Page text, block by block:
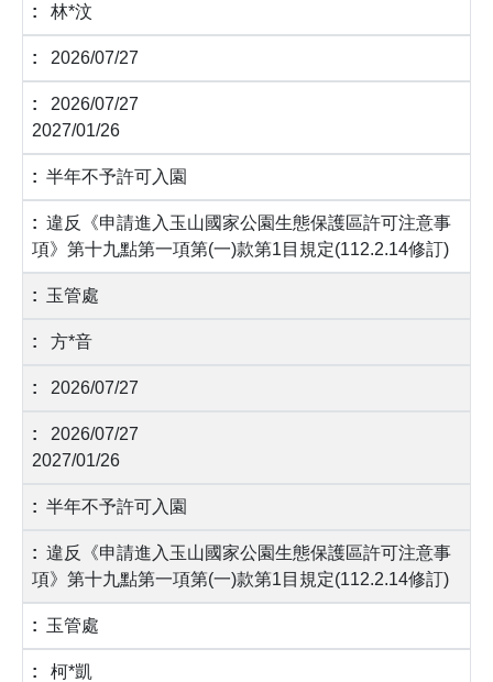
林*汶
2026/07/27
2026/07/27
2027/01/26
半年不予許可入園
違反《申請進入玉山國家公園生態保護區許可注意事
項》第十九點第一項第(一)款第1目規定(112.2.14修訂)
玉管處
方*音
2026/07/27
2026/07/27
2027/01/26
半年不予許可入園
違反《申請進入玉山國家公園生態保護區許可注意事
項》第十九點第一項第(一)款第1目規定(112.2.14修訂)
玉管處
柯*凱